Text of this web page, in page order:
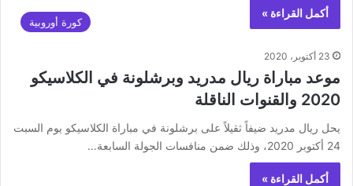
أكمل القراءة »
كورة أوروبية
23 أكتوبر، 2020
موعد مباراة ريال مدريد وبرشلونة في الكلاسيكو
2020 والقنوات الناقلة
يحل ريال مدريد ضيفاً ثقيلاً على برشلونة في مباراة الكلاسيكو يوم السبت
24 أكتوبر 2020، وذلك ضمن منافسات الجولة السابعة…
أكمل القراءة »